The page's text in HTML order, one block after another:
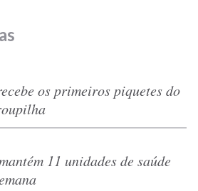
os primeiros piquetes do
11 unidades de saúde